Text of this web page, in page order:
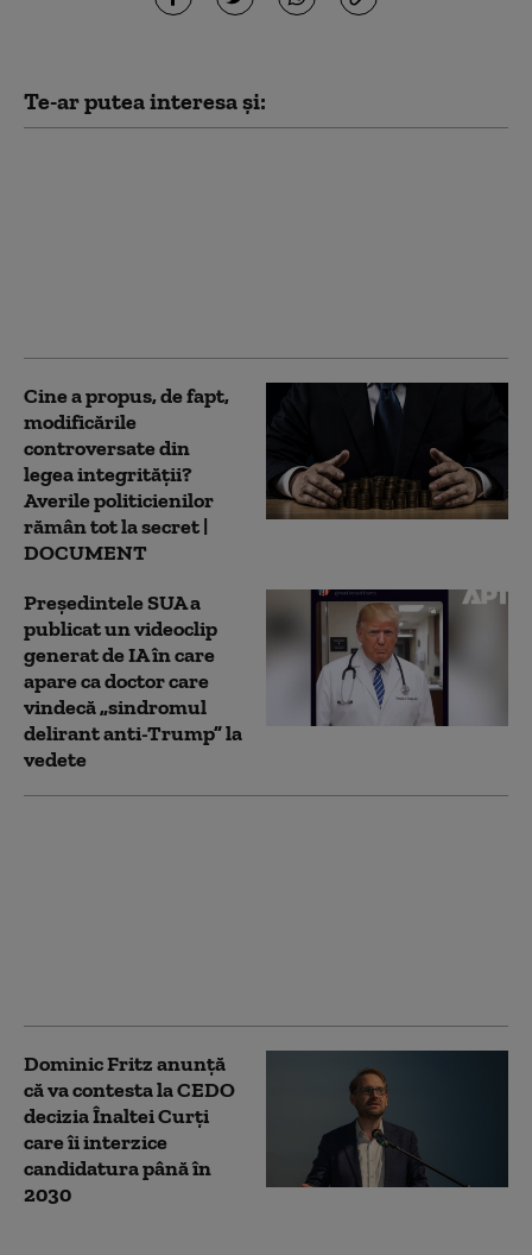
Te-ar putea interesa și:
Cine a propus, de fapt,
modificările
controversate din
legea integrității?
Averile politicienilor
rămân tot la secret |
DOCUMENT
Preşedintele SUA a
publicat un videoclip
generat de IA în care
apare ca doctor care
vindecă „sindromul
delirant anti-Trump” la
vedete
Dominic Fritz anunță
că va contesta la CEDO
decizia Înaltei Curți
care îi interzice
candidatura până în
2030